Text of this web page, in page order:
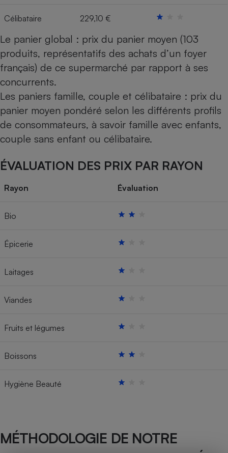
Célibataire 229,10 €
Le panier global : prix du panier moyen (103
produits, représentatifs des achats d’un foyer
français) de ce supermarché par rapport à ses
concurrents.
Les paniers famille, couple et célibataire : prix du
panier moyen pondéré selon les différents profils
de consommateurs, à savoir famille avec enfants,
couple sans enfant ou célibataire.
ÉVALUATION DES PRIX PAR RAYON
Rayon Évaluation
Bio
Épicerie
Laitages
Viandes
Fruits et légumes
Boissons
Hygiène Beauté
MÉTHODOLOGIE DE NOTRE